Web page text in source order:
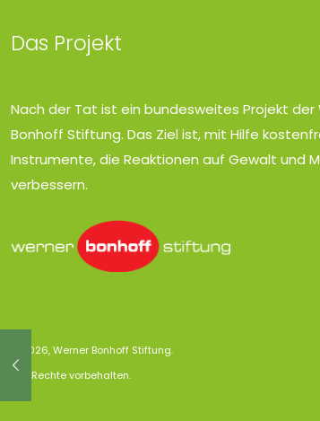
Das Projekt
Nach der Tat ist ein bundesweites Projekt der
Bonhoff Stiftung. Das Ziel ist, mit Hilfe
Instrumente, die Reaktionen auf Gewalt und
verbessern.
© 2026, Werner Bonhoff Stiftung.
Alle Rechte vorbehalten.